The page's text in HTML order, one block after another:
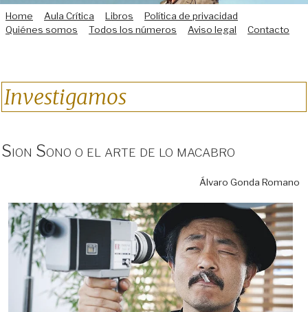
Home Aula Crítica Libros
Política de privacidad
Quiénes somos
Todos los números Aviso legal Contacto
Investigamos
Sion Sono o el arte de lo macabro
Álvaro Gonda Romano